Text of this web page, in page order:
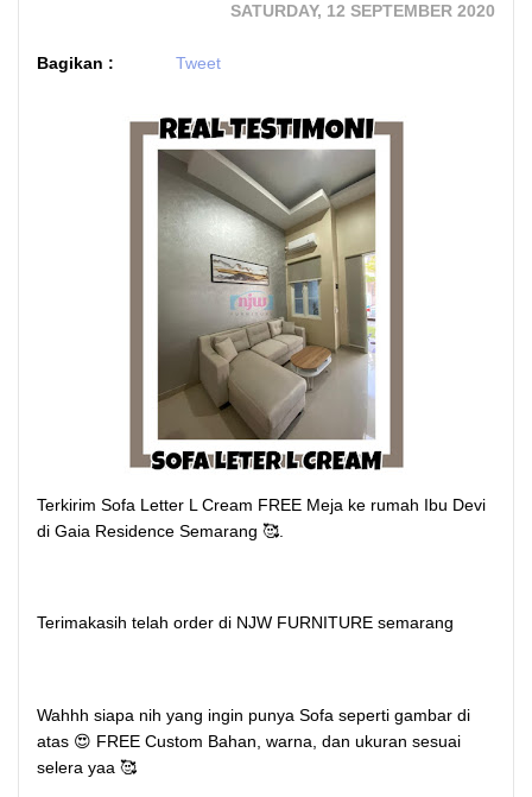
SATURDAY, 12 SEPTEMBER 2020
Bagikan : Tweet
Terkirim Sofa Letter L Cream FREE Meja ke rumah Ibu Devi
di Gaia Residence Semarang 🥰.
Terimakasih telah order di NJW FURNITURE semarang
Wahhh siapa nih yang ingin punya Sofa seperti gambar di
atas 😍 FREE Custom Bahan, warna, dan ukuran sesuai
selera yaa 🥰